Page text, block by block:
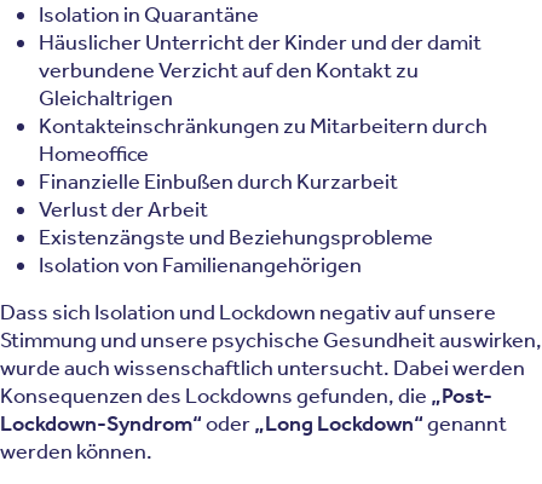
Isolation in Quarantäne
Häuslicher Unterricht der Kinder und der damit
verbundene Verzicht auf den Kontakt zu
Gleichaltrigen
Kontakteinschränkungen zu Mitarbeitern durch
Homeoffice
Finanzielle Einbußen durch Kurzarbeit
Verlust der Arbeit
Existenzängste und Beziehungsprobleme
Isolation von Familienangehörigen
Dass sich Isolation und Lockdown negativ auf unsere
Stimmung und unsere psychische Gesundheit auswirken,
wurde auch wissenschaftlich untersucht. Dabei werden
Konsequenzen des Lockdowns gefunden, die „Post-
Lockdown-Syndrom“oder„Long Lockdown“genannt
werden können.